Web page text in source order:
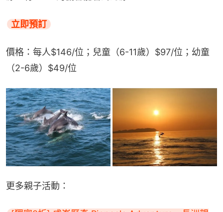
立即預訂
價格：每人$146/位；兒童（6-11歲）$97/位；幼童
（2-6歲）$49/位
更多親子活動：